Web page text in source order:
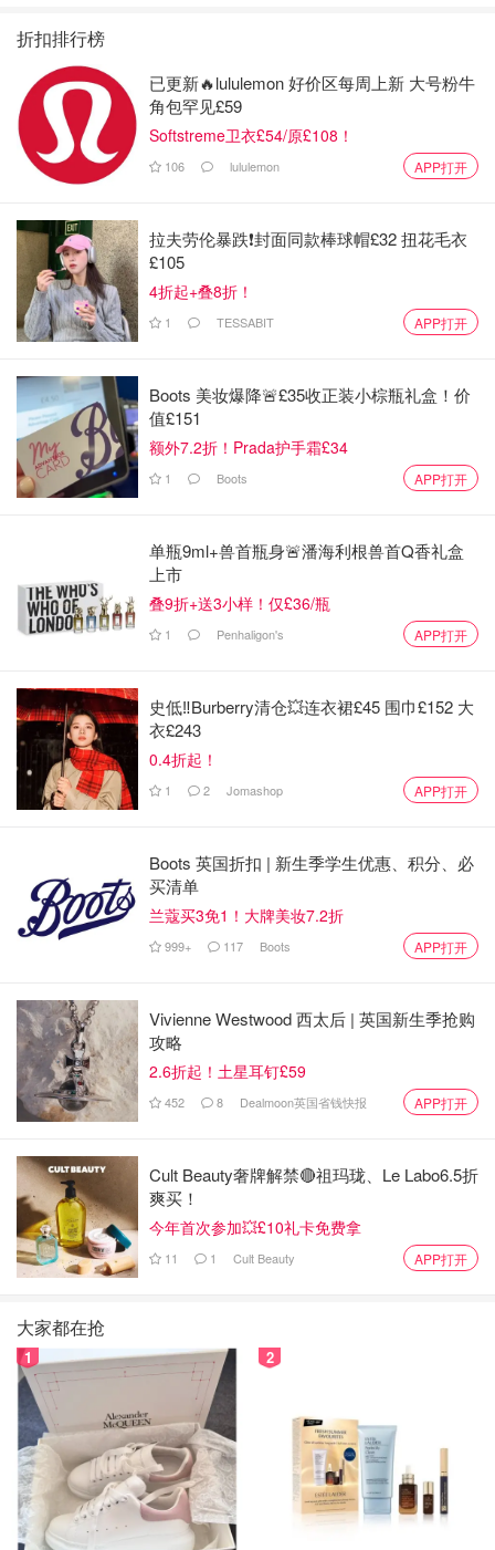
🧛‍♂️ Fly Guy系列
🧗‍♂️推荐原因: Fly guy(一只小苍蝇)是一个叫Buzz的小男孩养
的宠物，讲的就是他们在生活中发生的各种小故事，比较有
学校借书回家，他基本上也都是选这套书。这套比较简单，
还有一套是Fly guy presents, 那套信息量大，属于知识型，
后面会写。
🧗‍♂️适合年龄段: 跟Pete the Cat差不多。
🧛‍♂️ Curious George系列
🧗‍♂️推荐原因: George是一只小猴子，他跟他的好朋友 - 一个
折扣排行榜
已更新🔥lululemon 好价区每周上新 大号粉牛
角包罕见£59
Softstreme卫衣£54/原£108！
106 lululemon APP打开
拉夫劳伦暴跌❗️封面同款棒球帽£32 扭花毛衣
£105
4折起+叠8折！
1 TESSABIT APP打开
Boots 美妆爆降🚨£35收正装小棕瓶礼盒！价
值£151
额外7.2折！Prada护手霜£34
1 Boots APP打开
单瓶9ml+兽首瓶身🚨潘海利根兽首Q香礼盒
上市
叠9折+送3小样！仅£36/瓶
1 Penhaligon's APP打开
史低‼️Burberry清仓💥连衣裙£45 围巾£152 大
衣£243
0.4折起！
1 2 Jomashop APP打开
Boots 英国折扣 | 新生季学生优惠、积分、必
买清单
兰蔻买3免1！大牌美妆7.2折
999+ 117 Boots APP打开
Vivienne Westwood 西太后 | 英国新生季抢购
攻略
2.6折起！土星耳钉£59
452 8 Dealmoon英国省钱快报 APP打开
Cult Beauty奢牌解禁🔴祖玛珑、Le Labo6.5折
爽买！
今年首次参加💥£10礼卡免费拿
11 1 Cult Beauty APP打开
大家都在抢
1 2